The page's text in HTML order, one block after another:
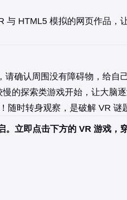
与 HTML5 模拟的网页作品，
确认周围没有障碍物，给自
的探索类游戏开始，让大脑
随时转身观察，是破解 VR 谜
立即点击下方的 VR 游戏，